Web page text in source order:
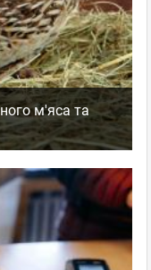
м'яса та